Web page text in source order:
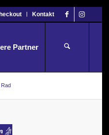
Kontakt
Partner